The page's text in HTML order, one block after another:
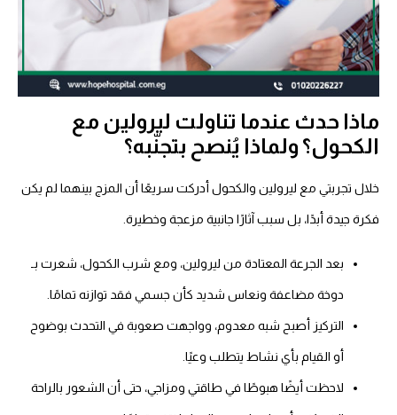
حدث عندما تناولت ليرولين مع
ولماذا يُنصح بتجنّبه؟
تجربتي مع ليرولين والكحول أدركت سريعًا أن المزج بينهما لم يكن
جيدة أبدًا، بل سبب آثارًا جانبية مزعجة وخطيرة.
بعد الجرعة المعتادة من ليرولين، ومع شرب الكحول، شعرت بـ
دوخة مضاعفة ونعاس شديد كأن جسمي فقد توازنه تمامًا.
التركيز أصبح شبه معدوم، وواجهت صعوبة في التحدث بوضوح
أو القيام بأي نشاط يتطلب وعيًا.
لاحظت أيضًا هبوطًا في طاقتي ومزاجي، حتى أن الشعور بالراحة